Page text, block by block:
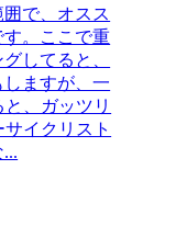
で、オスス
す。ここで重
してると、
ますが、一
、ガッツリ
イクリスト